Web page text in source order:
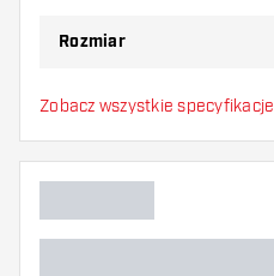
Rozmiar
Typ
Główny kolor
Zobacz wszystkie specyfikacje